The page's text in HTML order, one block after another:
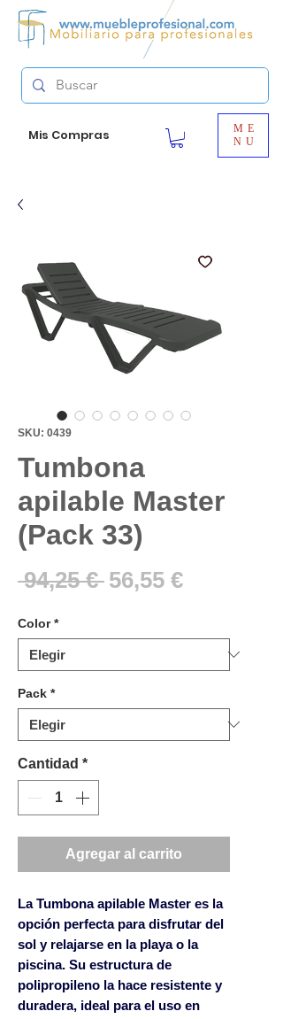
Mis Compras
ME
NU
SKU: 0439
Tumbona
apilable Master
(Pack 33)
94,25 € Precio
56,55 €Precio
oferta
Color *
Pack *
Cantidad *
Agregar al carrito
La Tumbona apilable Master es la
opción perfecta para disfrutar del
sol y relajarse en la playa o la
piscina. Su estructura de
polipropileno la hace resistente y
duradera, ideal para el uso en